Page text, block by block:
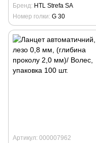
Бренд HTL Strefa SA
Номер голки G 30
Артикул: 000007962